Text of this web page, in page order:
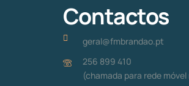
Contactos
geral@fmbrandao.pt
256 899 410
(chamada para rede